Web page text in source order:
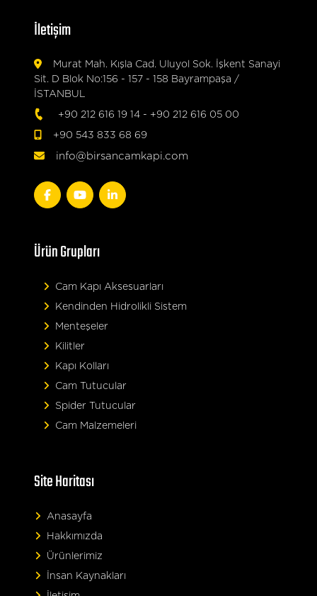
İletişim
Murat Mah. Kışla Cad. Uluyol Sok. İşkent Sanayi
Sit. D Blok No:156 - 157 - 158 Bayrampaşa /
İSTANBUL
+90 212 616 19 14 - +90 212 616 05 00
+90 543 833 68 69
info@birsancamkapi.com
Ürün Grupları
Cam Kapı Aksesuarları
Kendinden Hidrolikli Sistem
Menteşeler
Kilitler
Kapı Kolları
Cam Tutucular
Spider Tutucular
Cam Malzemeleri
Site Haritası
Anasayfa
Hakkımızda
Ürünlerimiz
İnsan Kaynakları